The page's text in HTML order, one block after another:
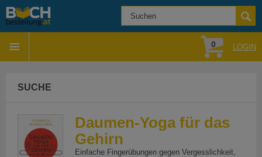
0 LOGIN
SUCHE
Daumen-Yoga für das
Gehirn
Einfache Fingerübungen gegen Vergesslichkeit,